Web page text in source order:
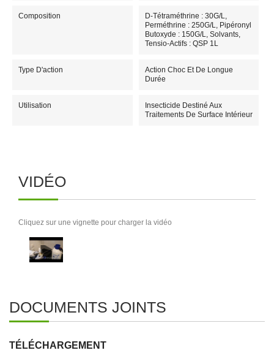
Composition
D-Tétraméthrine : 30G/L,
Perméthrine : 250G/L, Pipéronyl
Butoxyde : 150G/L, Solvants,
Tensio-Actifs : QSP 1L
Type D'action
Action Choc Et De Longue
Durée
Utilisation
Insecticide Destiné Aux
Traitements De Surface Intérieur
VIDÉO
Cliquez sur une vignette pour charger la vidéo
DOCUMENTS JOINTS
TÉLÉCHARGEMENT